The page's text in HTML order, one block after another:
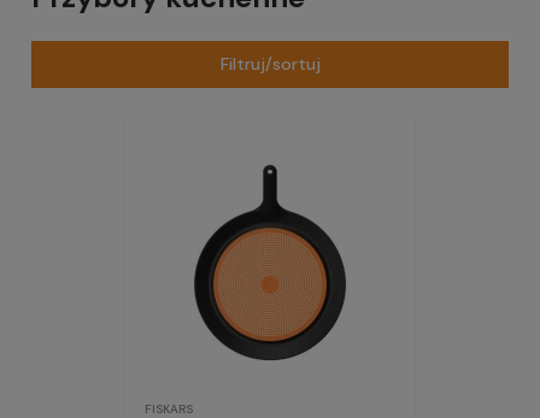
Filtruj/sortuj
FISKARS